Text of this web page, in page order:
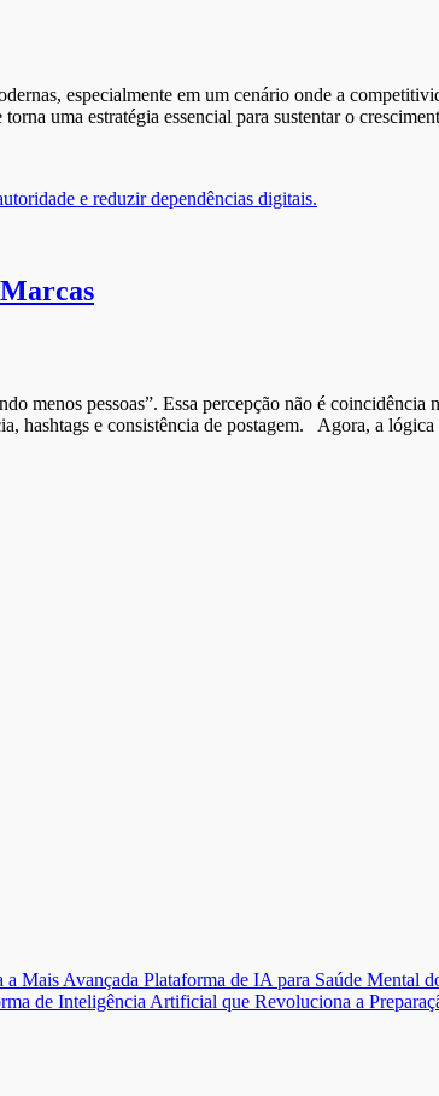
especialmente em um cenário onde a
uma estratégia essencial para sustentar o
menos pessoas”. Essa percepção não é
hashtags e consistência de postagem. Agora, a
Mais Avançada Plataforma de IA para Saúde Mental
de Inteligência Artificial que Revoluciona a